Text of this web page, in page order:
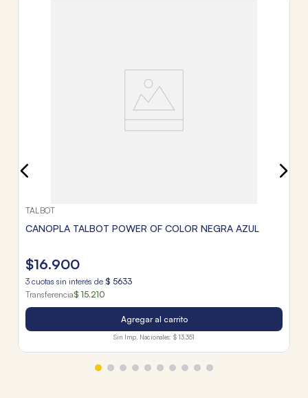
TALBOT
CANOPLA TALBOT POWER OF COLOR NEGRA AZUL
$16.900
3 cuotas sin interés de $ 5633
Transferencia$ 15.210
Agregar al carrito
Sin Imp. Nacionales: $ 13.351